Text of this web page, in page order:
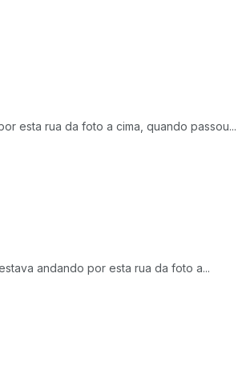
esta rua da foto a cima, quando passou...
andando por esta rua da foto a...